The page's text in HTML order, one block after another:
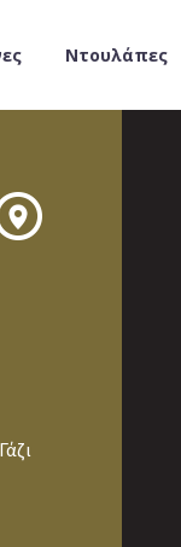
Ντουλάπες